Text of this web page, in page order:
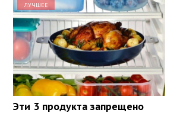
ЛУЧШЕЕ
Эти 3 продукта запрещено